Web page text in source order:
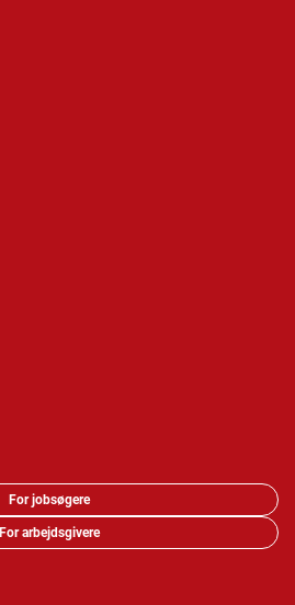
For jobsøgere
For arbejdsgivere